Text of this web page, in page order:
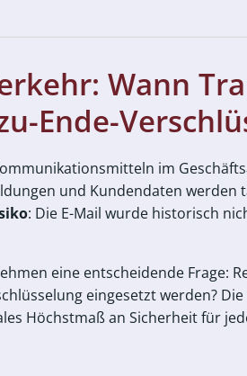
Wann
Ende-
im
und Kundendaten werden
: Die E-Mail wurde historisch
eine entscheidende Frage:
eingesetzt werden?
Höchstmaß an Sicherheit für